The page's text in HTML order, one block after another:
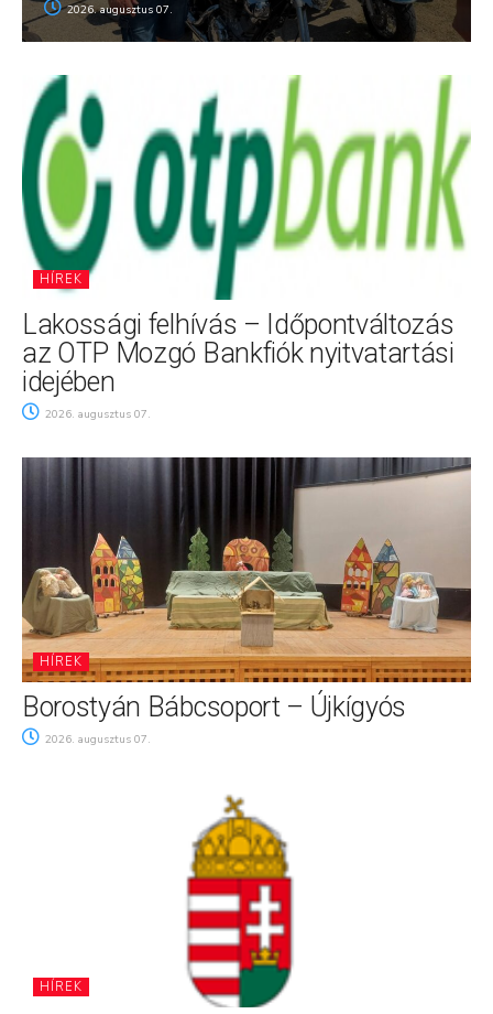
2026. augusztus 07.
HÍREK
Lakossági felhívás – Időpontváltozás
az OTP Mozgó Bankfiók nyitvatartási
idejében
2026. augusztus 07.
HÍREK
Borostyán Bábcsoport – Újkígyós
2026. augusztus 07.
HÍREK